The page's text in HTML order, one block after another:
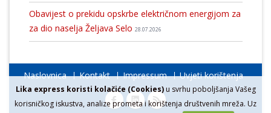
Lika express koristi kolačiće (Cookies)u svrhu poboljšanja Vašeg
korisničkog iskustva, analize prometa i korištenja društvenih mreža. Uz
Obavijest o prekidu opskrbe električnom energijom za
za dio naselja Željava Selo 28.07.2026
Naslovnica Kontakt Impressum Uvjeti korištenja